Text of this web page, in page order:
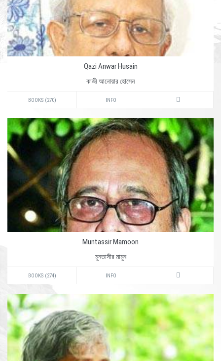
Qazi Anwar Husain
কাজী আনোয়ার হোসেন
BOOKS (270) INFO
Muntassir Mamoon
মুনতাসীর মামুন
BOOKS (274) INFO